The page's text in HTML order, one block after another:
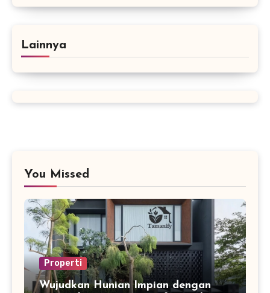
Lainnya
You Missed
Properti
Wujudkan Hunian Impian dengan